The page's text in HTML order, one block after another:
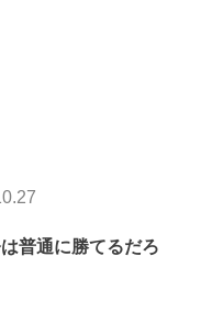
普通に勝てるだろ